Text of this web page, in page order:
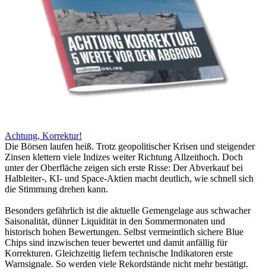
Achtung, Korrektur!
Die Börsen laufen heiß. Trotz geopolitischer Krisen und steigender
Zinsen klettern viele Indizes weiter Richtung Allzeithoch. Doch
unter der Oberfläche zeigen sich erste Risse: Der Abverkauf bei
Halbleiter-, KI- und Space-Aktien macht deutlich, wie schnell sich
die Stimmung drehen kann.
Besonders gefährlich ist die aktuelle Gemengelage aus schwacher
Saisonalität, dünner Liquidität in den Sommermonaten und
historisch hohen Bewertungen. Selbst vermeintlich sichere Blue
Chips sind inzwischen teuer bewertet und damit anfällig für
Korrekturen. Gleichzeitig liefern technische Indikatoren erste
Warnsignale. So werden viele Rekordstände nicht mehr bestätigt.